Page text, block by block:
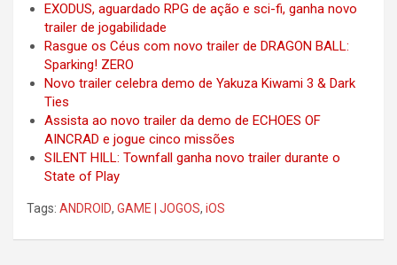
EXODUS, aguardado RPG de ação e sci-fi, ganha novo
trailer de jogabilidade
Rasgue os Céus com novo trailer de DRAGON BALL:
Sparking! ZERO
Novo trailer celebra demo de Yakuza Kiwami 3 & Dark
Ties
Assista ao novo trailer da demo de ECHOES OF
AINCRAD e jogue cinco missões
SILENT HILL: Townfall ganha novo trailer durante o
State of Play
Tags: ANDROID, GAME | JOGOS, iOS